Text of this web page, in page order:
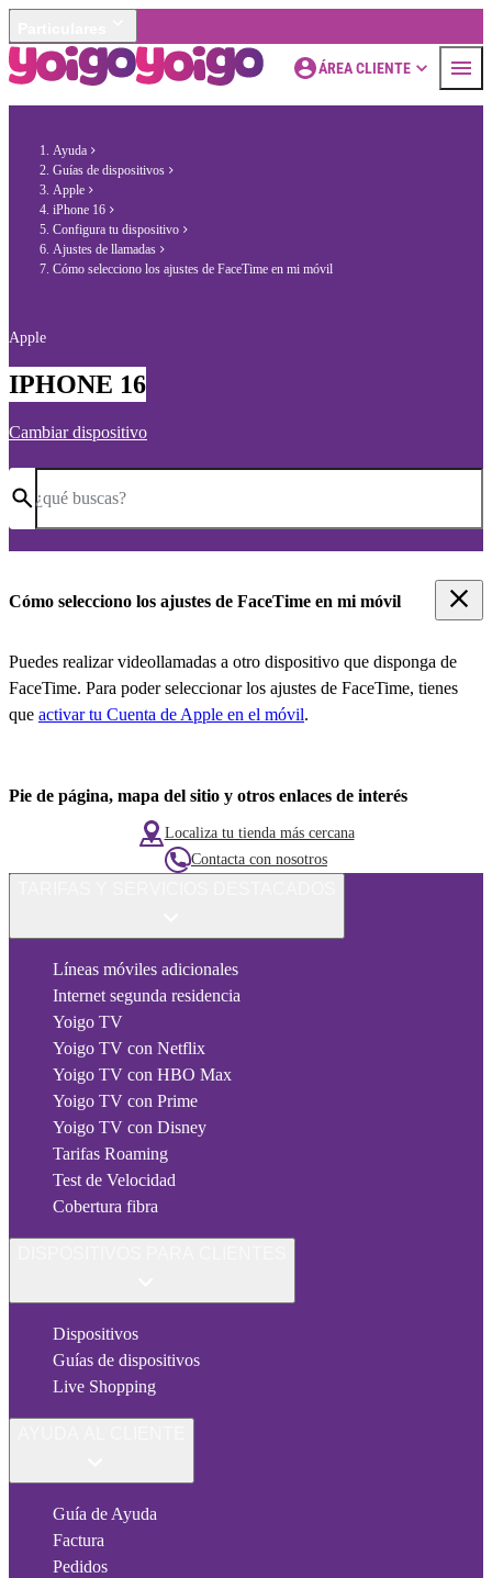
ÁREA CLIENTE
Ayuda
Guías de dispositivos
Apple
iPhone 16
Configura tu dispositivo
Ajustes de llamadas
Cómo selecciono los ajustes de FaceTime en mi móvil
Apple
IPHONE 16
Cambiar dispositivo
¿qué buscas?
Cómo selecciono los ajustes de FaceTime en mi móvil
Puedes realizar videollamadas a otro dispositivo que disponga de
FaceTime. Para poder seleccionar los ajustes de FaceTime, tienes
que activar tu Cuenta de Apple en el móvil.
Pie de página, mapa del sitio y otros enlaces de interés
Localiza tu tienda más cercana
Contacta con nosotros
Líneas móviles adicionales
Internet segunda residencia
Yoigo TV
Yoigo TV con Netflix
Yoigo TV con HBO Max
Yoigo TV con Prime
Yoigo TV con Disney
Tarifas Roaming
Test de Velocidad
Cobertura fibra
Dispositivos
Guías de dispositivos
Live Shopping
Guía de Ayuda
Factura
Pedidos